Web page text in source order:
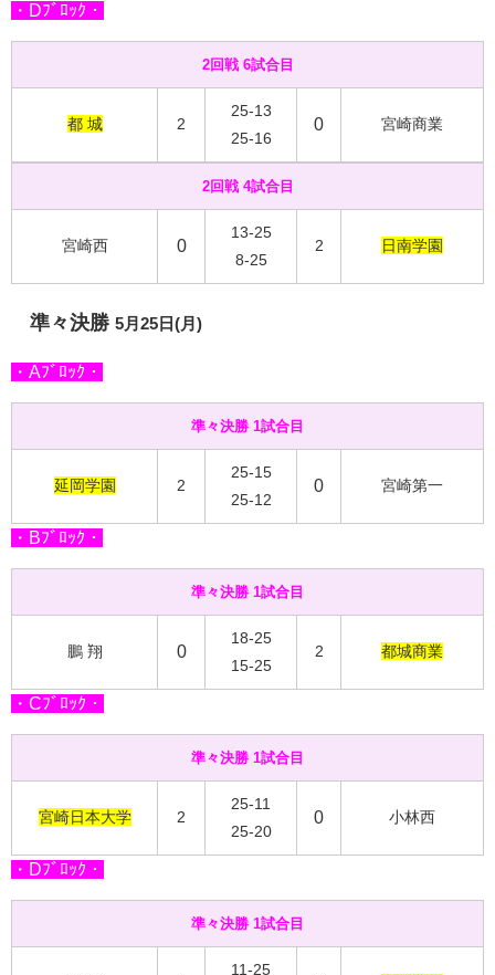
・Dﾌﾞﾛｯｸ・
2回戦 6試合目
都 城 2
25-13
25-16
0 宮崎商業
2回戦 4試合目
宮崎西 0
13-25
8-25
2 日南学園
準々決勝 5月25日(月)
・Aﾌﾞﾛｯｸ・
準々決勝 1試合目
延岡学園 2
25-15
25-12
0 宮崎第一
・Bﾌﾞﾛｯｸ・
準々決勝 1試合目
鵬 翔 0
18-25
15-25
2 都城商業
・Cﾌﾞﾛｯｸ・
準々決勝 1試合目
宮崎日本大学 2
25-11
25-20
0 小林西
・Dﾌﾞﾛｯｸ・
準々決勝 1試合目
11-25